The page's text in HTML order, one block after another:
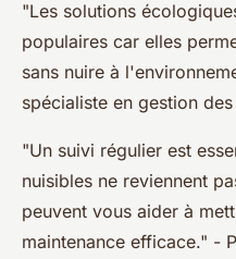
"Les solutions
populaires car elles
sans nuire à
spécialiste en gestion
"Un suivi régulier est
nuisibles ne reviennent
peuvent vous aider à
maintenance efficace." -